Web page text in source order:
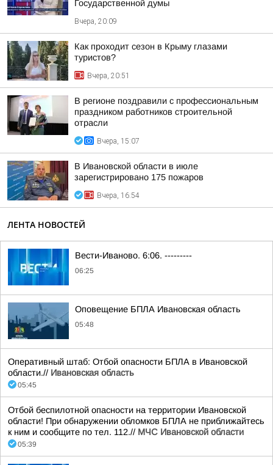
Государственной думы
Вчера, 20:09
Как проходит сезон в Крыму глазами
туристов?
Вчера, 20:51
В регионе поздравили с профессиональным
праздником работников строительной
отрасли
Вчера, 15:07
В Ивановской области в июле
зарегистрировано 175 пожаров
Вчера, 16:54
ЛЕНТА НОВОСТЕЙ
Вести-Иваново. 6:06. ---------
06:25
Оповещение БПЛА Ивановская область
05:48
Оперативный штаб: Отбой опасности БПЛА в Ивановской
области.// Ивановская область
05:45
Отбой беспилотной опасности на территории Ивановской
области! При обнаружении обломков БПЛА не приближайтесь
к ним и сообщите по тел. 112.// МЧС Ивановской области
05:39